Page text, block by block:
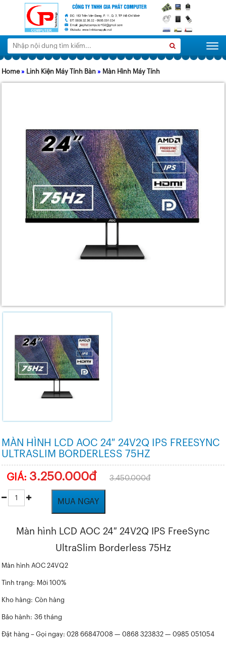
Tìm
kiếm:
Home» Linh Kiện Máy Tính Bàn » Màn Hình Máy Tính
MÀN HÌNH LCD AOC 24″ 24V2Q IPS FREESYNC
ULTRASLIM BORDERLESS 75HZ
GIÁ: 3.250.000đ 3.450.000đ
MUA NGAY
Màn hình LCD AOC 24″ 24V2Q IPS FreeSync
UltraSlim Borderless 75Hz
Màn hình AOC 24VQ2
Tình trạng: Mới 100%
Kho hàng: Còn hàng
Bảo hành: 36 tháng
Đặt hàng – Gọi ngay: 028 66847008 — 0868 323832 — 0985 051054